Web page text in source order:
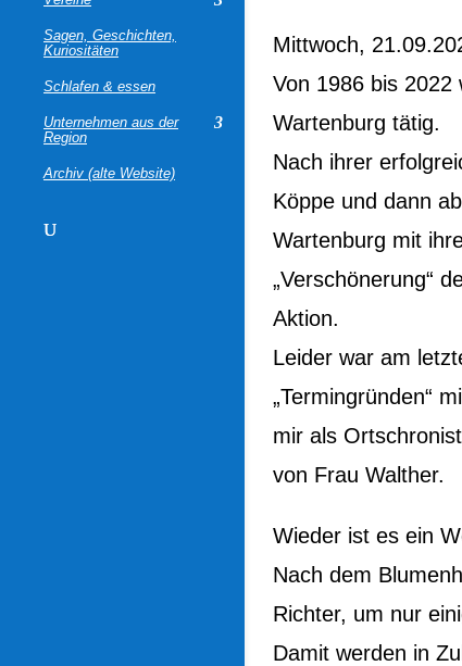
Sagen, Geschichten,
Kuriositäten
Schlafen & essen
Unternehmen aus der
Region
Archiv (alte Website)
Mittwoch,
Von 1986 bis 2022
Wartenburg tätig.
Nach ihrer
Köppe und dann
Wartenburg mit
„Verschönerung“
Aktion.
Leider war am
„Termingründen“
mir als
von Frau Walther.
Wieder ist es ein
Nach dem
Richter, um nur
Damit werden in